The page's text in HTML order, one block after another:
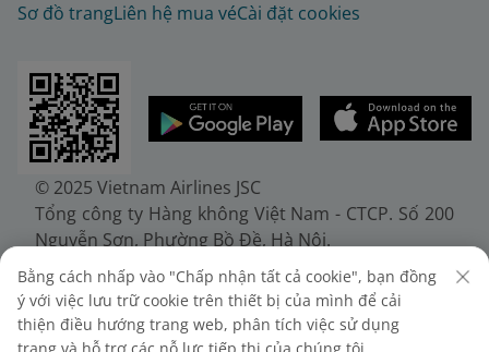
Sơ đồ trangLiên hệ mua véCài đặt cookies
© 2025 Vietnam Airlines JSC
Tổng công ty Hàng không Việt Nam - CTCP. Số 200
Nguyễn Sơn, Phường Bồ Đề, Hà Nội.
Điện thoại: (+84-24) 38272289. Fax: (+84-24)
38722375
Giấy chứng nhận đăng ký doanh nghiệp, mã số
doanh nghiệp 0100107518, đăng ký lần đầu ngày
Bằng cách nhấp vào "Chấp nhận tất cả cookie", bạn đồng
ý với việc lưu trữ cookie trên thiết bị của mình để cải
thiện điều hướng trang web, phân tích việc sử dụng